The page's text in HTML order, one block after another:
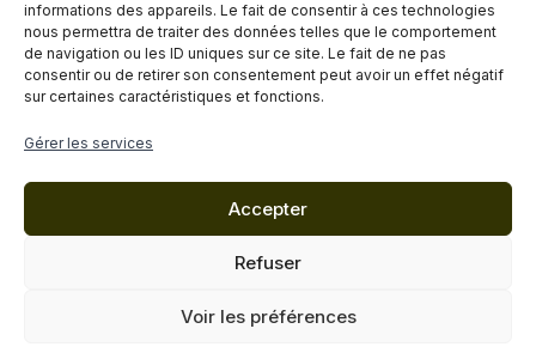
informations des appareils. Le fait de consentir à ces technologies
nous permettra de traiter des données telles que le comportement
de navigation ou les ID uniques sur ce site. Le fait de ne pas
consentir ou de retirer son consentement peut avoir un effet négatif
sur certaines caractéristiques et fonctions.
Gérer les services
Accepter
Refuser
Voir les préférences
Mentions légales
Cookies
Kadence WP